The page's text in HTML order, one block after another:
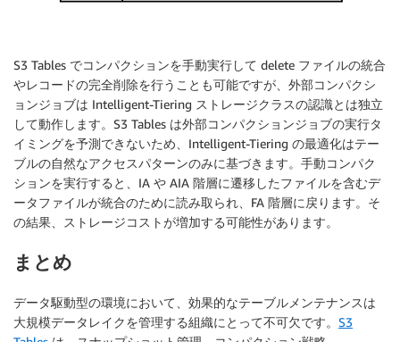
S3 Tables でコンパクションを手動実行して delete ファイルの統合
やレコードの完全削除を行うことも可能ですが、外部コンパクシ
ョンジョブは Intelligent-Tiering ストレージクラスの認識とは独立
して動作します。S3 Tables は外部コンパクションジョブの実行タ
イミングを予測できないため、Intelligent-Tiering の最適化はテー
ブルの自然なアクセスパターンのみに基づきます。手動コンパク
ションを実行すると、IA や AIA 階層に遷移したファイルを含むデ
ータファイルが統合のために読み取られ、FA 階層に戻ります。そ
の結果、ストレージコストが増加する可能性があります。
まとめ
データ駆動型の環境において、効果的なテーブルメンテナンスは
大規模データレイクを管理する組織にとって不可欠です。 S3